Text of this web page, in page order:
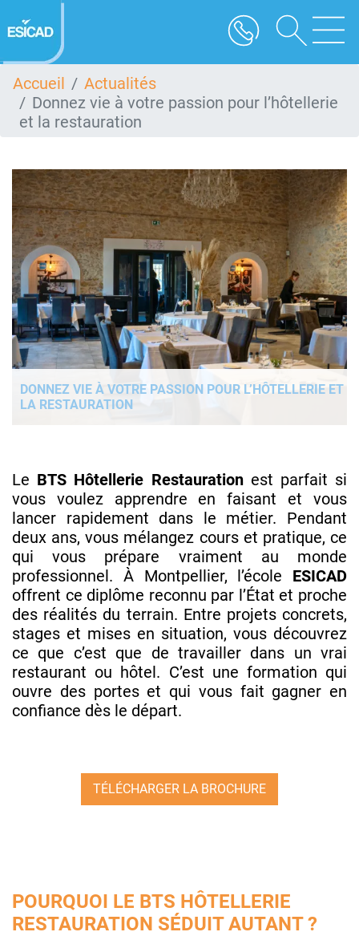
au
contenu
Accueil
Actualités
Donnez vie à votre passion pour l’hôtellerie
et la restauration
DONNEZ VIE À VOTRE PASSION POUR L’HÔTELLERIE ET
LA RESTAURATION
Le BTS Hôtellerie Restaurationest parfait si
vous voulez apprendre en faisant et vous
lancer rapidement dans le métier. Pendant
deux ans, vous mélangez cours et pratique, ce
qui vous prépare vraiment au monde
professionnel. À Montpellier, l’école ESICAD
offrent ce diplôme reconnu par l’État et proche
des réalités du terrain. Entre projets concrets,
stages et mises en situation, vous découvrez
ce que c’est que de travailler dans un vrai
restaurant ou hôtel. C’est une formation qui
ouvre des portes et qui vous fait gagner en
confiance dès le départ.
TÉLÉCHARGER LA BROCHURE
POURQUOI LE BTS HÔTELLERIE
RESTAURATION SÉDUIT AUTANT ?